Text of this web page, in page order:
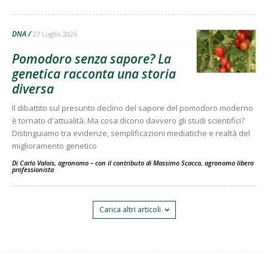
DNA 27 Luglio 2026
Pomodoro senza sapore? La
genetica racconta una storia
diversa
Il dibattito sul presunto declino del sapore del pomodoro moderno
è tornato d'attualità. Ma cosa dicono davvero gli studi scientifici?
Distinguiamo tra evidenze, semplificazioni mediatiche e realtà del
miglioramento genetico
Di Carlo Valois, agronomo – con il contributo di Massimo Scacco, agronomo libero
professionista -
Carica altri articoli